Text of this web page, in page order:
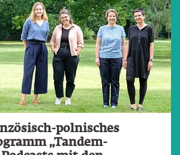
polnisches
„Tandem-